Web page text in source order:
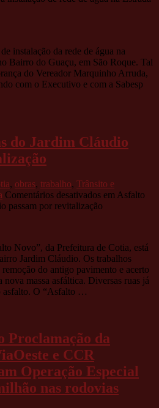
instalação da rede de água na
Bairro do Guaçu, em São Roque. Tal
do Vereador Marquinho Arruda,
com o Executivo e com a Sabesp
do Jardim Cláudio
, obras, trabalho, Trânsito e
Comentários desativados em Asfalto
passam por revitalização
Novo”, da Prefeitura de Cotia, está
Jardim Cláudio. Os trabalhos
do antigo pavimento e acerto
nova massa asfáltica. Diversas ruas já
asfalto. O “Asfalto …
Proclamação da
e CCR
Operação Especial
nas rodovias